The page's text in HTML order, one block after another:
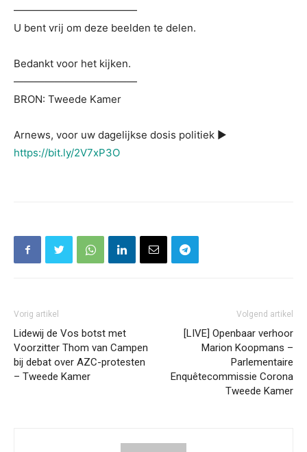
————————————
U bent vrij om deze beelden te delen.
Bedankt voor het kijken.
————————————
BRON: Tweede Kamer
Arnews, voor uw dagelijkse dosis politiek ▶
https://bit.ly/2V7xP3O
Vorig artikel
Lidewij de Vos botst met
Voorzitter Thom van Campen
bij debat over AZC-protesten
– Tweede Kamer
Volgend artikel
[LIVE] Openbaar verhoor
Marion Koopmans –
Parlementaire
Enquêtecommissie Corona
Tweede Kamer